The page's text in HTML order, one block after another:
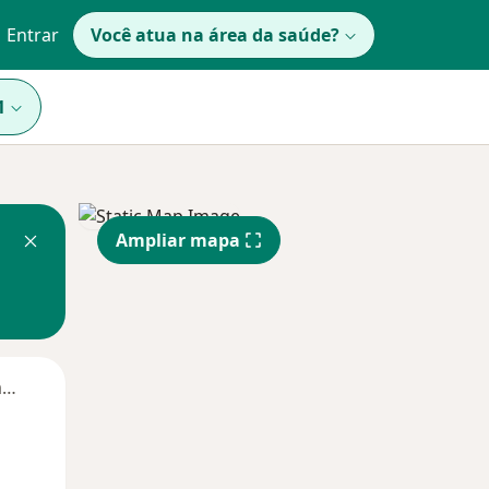
Entrar Você atua na área da saúde?
Segunda-feira
Ampliar mapa